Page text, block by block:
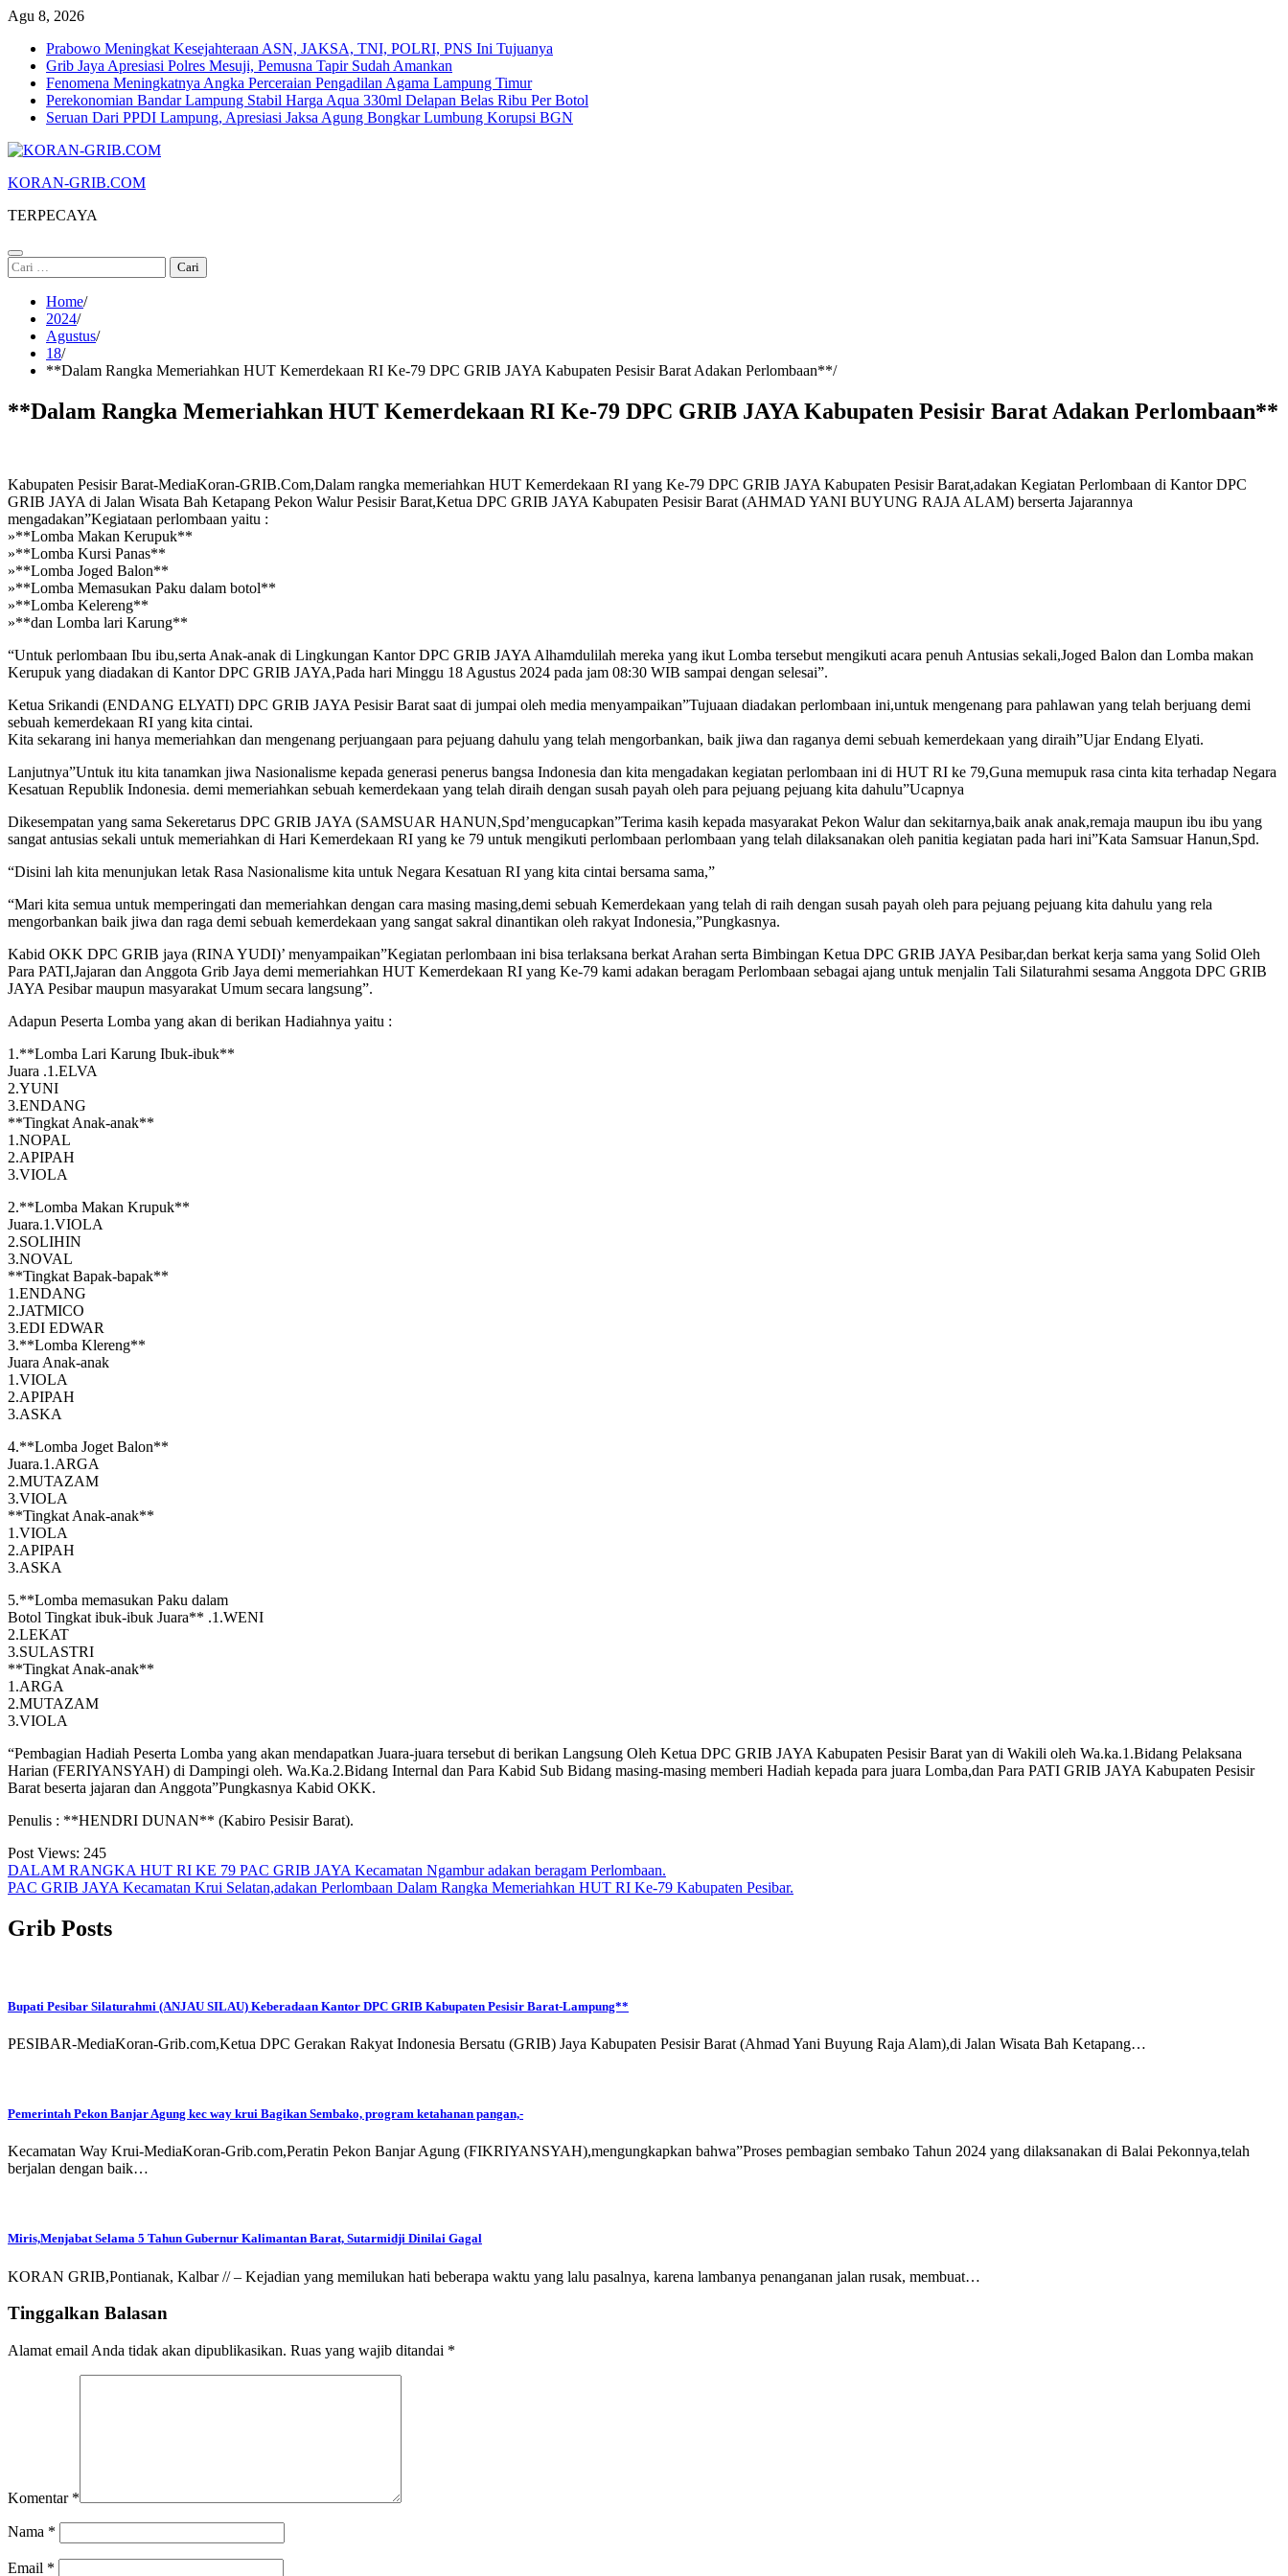
Skip
content
Agu 8, 2026
Prabowo Meningkat Kesejahteraan ASN, JAKSA, TNI, POLRI, PNS Ini Tujuanya
Grib Jaya Apresiasi Polres Mesuji, Pemusna Tapir Sudah Amankan
Fenomena Meningkatnya Angka Perceraian Pengadilan Agama Lampung Timur
Perekonomian Bandar Lampung Stabil Harga Aqua 330ml Delapan Belas Ribu Per Botol
Seruan Dari PPDI Lampung, Apresiasi Jaksa Agung Bongkar Lumbung Korupsi BGN
KORAN-GRIB.COM
TERPECAYA
Cari
untuk:
Home
2024
Agustus
18
**Dalam Rangka Memeriahkan HUT Kemerdekaan RI Ke-79 DPC GRIB JAYA Kabupaten Pesisir Barat Adakan Perlombaan**
**Dalam Rangka Memeriahkan HUT Kemerdekaan RI Ke-79 DPC GRIB JAYA Kabupaten Pesisir Barat Adakan Perlombaan**
Kabupaten Pesisir Barat-MediaKoran-GRIB.Com,Dalam rangka memeriahkan HUT Kemerdekaan RI yang Ke-79 DPC GRIB JAYA Kabupaten Pesisir Barat,adakan Kegiatan Perlombaan di Kantor DPC
GRIB JAYA di Jalan Wisata Bah Ketapang Pekon Walur Pesisir Barat,Ketua DPC GRIB JAYA Kabupaten Pesisir Barat (AHMAD YANI BUYUNG RAJA ALAM) berserta Jajarannya
mengadakan”Kegiataan perlombaan yaitu :
»**Lomba Makan Kerupuk**
»**Lomba Kursi Panas**
»**Lomba Joged Balon**
»**Lomba Memasukan Paku dalam botol**
»**Lomba Kelereng**
»**dan Lomba lari Karung**
“Untuk perlombaan Ibu ibu,serta Anak-anak di Lingkungan Kantor DPC GRIB JAYA Alhamdulilah mereka yang ikut Lomba tersebut mengikuti acara penuh Antusias sekali,Joged Balon dan Lomba makan
Kerupuk yang diadakan di Kantor DPC GRIB JAYA,Pada hari Minggu 18 Agustus 2024 pada jam 08:30 WIB sampai dengan selesai”.
Ketua Srikandi (ENDANG ELYATI) DPC GRIB JAYA Pesisir Barat saat di jumpai oleh media menyampaikan”Tujuaan diadakan perlombaan ini,untuk mengenang para pahlawan yang telah berjuang demi
sebuah kemerdekaan RI yang kita cintai.
Kita sekarang ini hanya memeriahkan dan mengenang perjuangaan para pejuang dahulu yang telah mengorbankan, baik jiwa dan raganya demi sebuah kemerdekaan yang diraih”Ujar Endang Elyati.
Lanjutnya”Untuk itu kita tanamkan jiwa Nasionalisme kepada generasi penerus bangsa Indonesia dan kita mengadakan kegiatan perlombaan ini di HUT RI ke 79,Guna memupuk rasa cinta kita terhadap Negara
Kesatuan Republik Indonesia. demi memeriahkan sebuah kemerdekaan yang telah diraih dengan susah payah oleh para pejuang pejuang kita dahulu”Ucapnya
Dikesempatan yang sama Sekeretarus DPC GRIB JAYA (SAMSUAR HANUN,Spd’mengucapkan”Terima kasih kepada masyarakat Pekon Walur dan sekitarnya,baik anak anak,remaja maupun ibu ibu yang
sangat antusias sekali untuk memeriahkan di Hari Kemerdekaan RI yang ke 79 untuk mengikuti perlombaan perlombaan yang telah dilaksanakan oleh panitia kegiatan pada hari ini”Kata Samsuar Hanun,Spd.
“Disini lah kita menunjukan letak Rasa Nasionalisme kita untuk Negara Kesatuan RI yang kita cintai bersama sama,”
“Mari kita semua untuk memperingati dan memeriahkan dengan cara masing masing,demi sebuah Kemerdekaan yang telah di raih dengan susah payah oleh para pejuang pejuang kita dahulu yang rela
mengorbankan baik jiwa dan raga demi sebuah kemerdekaan yang sangat sakral dinantikan oleh rakyat Indonesia,”Pungkasnya.
Kabid OKK DPC GRIB jaya (RINA YUDI)’ menyampaikan”Kegiatan perlombaan ini bisa terlaksana berkat Arahan serta Bimbingan Ketua DPC GRIB JAYA Pesibar,dan berkat kerja sama yang Solid Oleh
Para PATI,Jajaran dan Anggota Grib Jaya demi memeriahkan HUT Kemerdekaan RI yang Ke-79 kami adakan beragam Perlombaan sebagai ajang untuk menjalin Tali Silaturahmi sesama Anggota DPC GRIB
JAYA Pesibar maupun masyarakat Umum secara langsung”.
Adapun Peserta Lomba yang akan di berikan Hadiahnya yaitu :
1.**Lomba Lari Karung Ibuk-ibuk**
Juara .1.ELVA
2.YUNI
3.ENDANG
**Tingkat Anak-anak**
1.NOPAL
2.APIPAH
3.VIOLA
2.**Lomba Makan Krupuk**
Juara.1.VIOLA
2.SOLIHIN
3.NOVAL
**Tingkat Bapak-bapak**
1.ENDANG
2.JATMICO
3.EDI EDWAR
3.**Lomba Klereng**
Juara Anak-anak
1.VIOLA
2.APIPAH
3.ASKA
4.**Lomba Joget Balon**
Juara.1.ARGA
2.MUTAZAM
3.VIOLA
**Tingkat Anak-anak**
1.VIOLA
2.APIPAH
3.ASKA
5.**Lomba memasukan Paku dalam
Botol Tingkat ibuk-ibuk Juara** .1.WENI
2.LEKAT
3.SULASTRI
**Tingkat Anak-anak**
1.ARGA
2.MUTAZAM
3.VIOLA
“Pembagian Hadiah Peserta Lomba yang akan mendapatkan Juara-juara tersebut di berikan Langsung Oleh Ketua DPC GRIB JAYA Kabupaten Pesisir Barat yan di Wakili oleh Wa.ka.1.Bidang Pelaksana
Harian (FERIYANSYAH) di Dampingi oleh. Wa.Ka.2.Bidang Internal dan Para Kabid Sub Bidang masing-masing memberi Hadiah kepada para juara Lomba,dan Para PATI GRIB JAYA Kabupaten Pesisir
Barat beserta jajaran dan Anggota”Pungkasnya Kabid OKK.
Penulis : **HENDRI DUNAN** (Kabiro Pesisir Barat).
Post Views: 245
Navigasi
pos
DALAM RANGKA HUT RI KE 79 PAC GRIB JAYA Kecamatan Ngambur adakan beragam Perlombaan.
PAC GRIB JAYA Kecamatan Krui Selatan,adakan Perlombaan Dalam Rangka Memeriahkan HUT RI Ke-79 Kabupaten Pesibar.
Grib Posts
Bupati Pesibar Silaturahmi (ANJAU SILAU) Keberadaan Kantor DPC GRIB Kabupaten Pesisir Barat-Lampung**
PESIBAR-MediaKoran-Grib.com,Ketua DPC Gerakan Rakyat Indonesia Bersatu (GRIB) Jaya Kabupaten Pesisir Barat (Ahmad Yani Buyung Raja Alam),di Jalan Wisata Bah Ketapang…
Pemerintah Pekon Banjar Agung kec way krui Bagikan Sembako, program ketahanan pangan,-
Kecamatan Way Krui-MediaKoran-Grib.com,Peratin Pekon Banjar Agung (FIKRIYANSYAH),mengungkapkan bahwa”Proses pembagian sembako Tahun 2024 yang dilaksanakan di Balai Pekonnya,telah
berjalan dengan baik…
Miris,Menjabat Selama 5 Tahun Gubernur Kalimantan Barat, Sutarmidji Dinilai Gagal
KORAN GRIB,Pontianak, Kalbar // – Kejadian yang memilukan hati beberapa waktu yang lalu pasalnya, karena lambanya penanganan jalan rusak, membuat…
Tinggalkan Balasan
Alamat email Anda tidak akan dipublikasikan. Ruas yang wajib ditandai *
Komentar *
Nama *
Email *